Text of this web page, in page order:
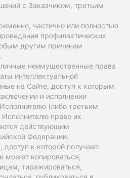
с Заказчиком, третьим
частично или полностью
профилактических
другим причинам
неимущественные права
интеллектуальной
на Сайте, доступ к которым
и исполнении
(либо третьим
право их
действующим
Федерации.
к которой получает
может копироваться,
тиражироваться,